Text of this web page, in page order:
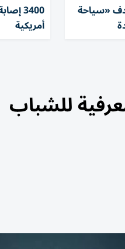
«سياحة
أمريكية
للشباب